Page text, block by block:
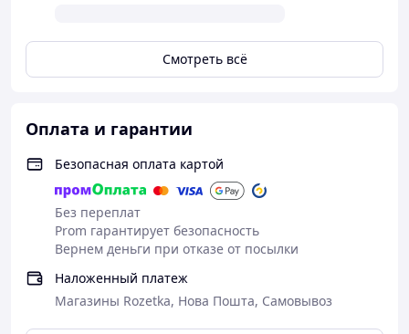
Смотреть всё
Оплата и гарантии
Безопасная оплата картой
Без переплат
Prom гарантирует безопасность
Вернем деньги при отказе от посылки
Наложенный платеж
Магазины Rozetka, Нова Пошта, Самовывоз